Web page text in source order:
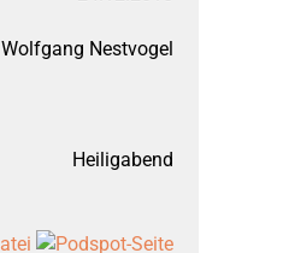
2009
2008
Markus
Mutproben der Bibel
März 2018:
September 2017:
Wolfgang Nestvogel
Heiligabend